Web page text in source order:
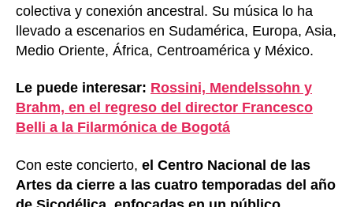
colectiva y conexión ancestral. Su música lo ha
llevado a escenarios en Sudamérica, Europa, Asia,
Medio Oriente, África, Centroamérica y México.
Le puede interesar: Rossini, Mendelssohn y
Brahm, en el regreso del director Francesco
Belli a la Filarmónica de Bogotá
Con este concierto, el Centro Nacional de las
Artes da cierre a las cuatro temporadas del año